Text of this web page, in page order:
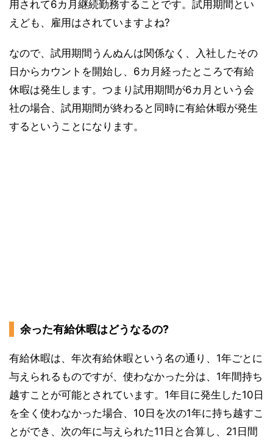
用されて6カ月継続勤務することです。試用期間とい
えども、雇用はされていますよね?
なので、試用期間うんぬんは関係なく、入社したその
日からカウントを開始し、6カ月経ったところで有給
休暇は発生します。つまり試用期間が6カ月という会
社の場合、試用期間が終わると同時に有給休暇が発生
するということになります。
余った有給休暇はどうなるの?
有給休暇は、年次有給休暇という名の通り、1年ごとに
与えられるものですが、使わなかった分は、1年間持ち
越すことが可能とされています。1年目に発生した10日
を全く使わなかった場合、10日を次の1年に持ち越すこ
とができ、次の年に与えられた11日と合算し、21日間